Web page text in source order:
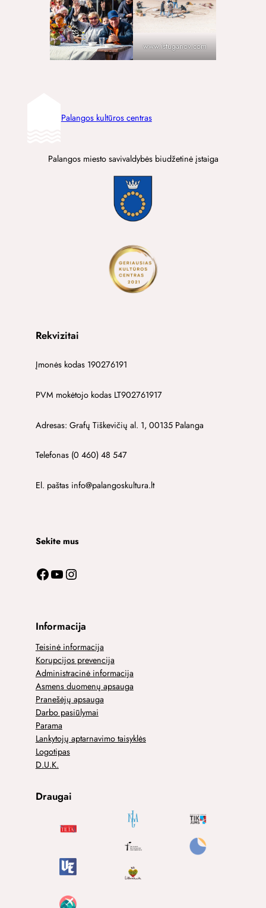
www.istuganov.com
Palangos kultūros centras
Palangos miesto savivaldybės biudžetinė įstaiga
Rekvizitai
Įmonės kodas 190276191
PVM mokėtojo kodas LT902761917
Adresas: Grafų Tiškevičių al. 1, 00135 Palanga
Telefonas (0 460) 48 547
El. paštas info@palangoskultura.lt
Sekite mus
Facebook YouTube Instagram
Informacija
Teisinė informacija
Korupcijos prevencija
Administracinė informacija
Asmens duomenų apsauga
Pranešėjų apsauga
Darbo pasiūlymai
Parama
Lankytojų aptarnavimo taisyklės
Logotipas
D.U.K.
Draugai